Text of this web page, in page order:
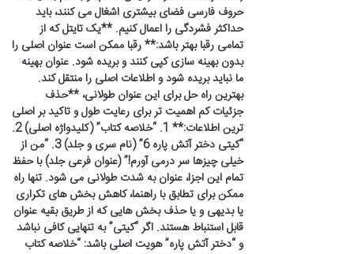
حروف فارسی فضای بیشتری اشغال می کنند، باید
حداکثر فشردگی را اعمال کنیم. **یک تایتل که از
تمامی رقبا بهتر باشد:** رقبا ممکن است عنوان اصلی را
بدون بهینه سازی کپی کنند و بریده شود. عنوان بهینه
ما نباید بریده شود و اطلاعات اصلی را منتقل کند.
بهترین راه حل برای این عنوان طولانی، **حذف
جزئیات کم اهمیت تر برای رعایت طول و تاکید بر اصلی
ترین اطلاعات:** 1. “خلاصه کتاب” (کلیدواژه اصلی) 2.
“کیتی دختر آتش پاره 6” (نام سری و جلد) 3. “من از
خیلی چیزها سر درمی آورم!” (عنوان فرعی جلد) با حفظ
تمام این اجزا، عنوان به شدت طولانی می شود. تنها راه
ممکن برای تطابق با راهنما، کاهش بخش های تکراری
یا بدیهی و یا حذف بخش هایی که از طریق بقیه عنوان
قابل استنباط هستند. اگر “کیتی” به تنهایی کافی نباشد
و “دختر آتش پاره” هویت اصلی باشد: “خلاصه کتاب